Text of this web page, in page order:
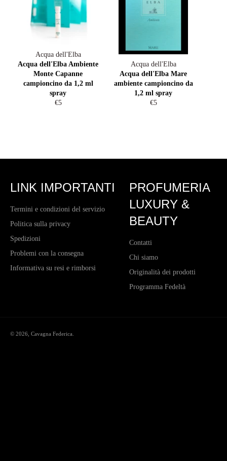
Acqua dell'Elba
Acqua dell'Elba Ambiente
Monte Capanne
campioncino da 1,2 ml
spray
Prezzo
€5
Acqua dell'Elba
Acqua dell'Elba Mare
ambiente campioncino da
1,2 ml spray
Prezzo
€5
LINK IMPORTANTI
Termini e condizioni del servizio
Politica sulla privacy
Spedizioni
Problemi con la consegna
Informativa su resi e rimborsi
PROFUMERIA
LUXURY &
BEAUTY
Contatti
Chi siamo
Originalità dei prodotti
Programma Fedeltà
© 2026, Cavagna Federica